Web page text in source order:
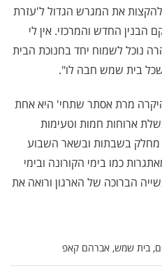
להקצות את המגרש הגדול ל'עזרת
הבנין החדש והמרכזי. אין לי
נוכל לשמוח יחד בחנוכת הבית
בית שמש חבה לו".
מרת אסתר שתחי' היא אחת
ארוחות חמות וטעימות
מחלק בשבתות ובשאר השבוע
כמו בימי הקורונה ובימי
הברוכה של הארגון ורואה את
בית שמש, אברהם קאפ